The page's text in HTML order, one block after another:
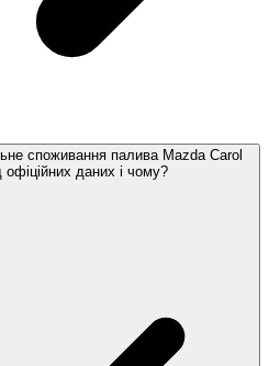
споживання палива Mazda Carol
даних і чому?